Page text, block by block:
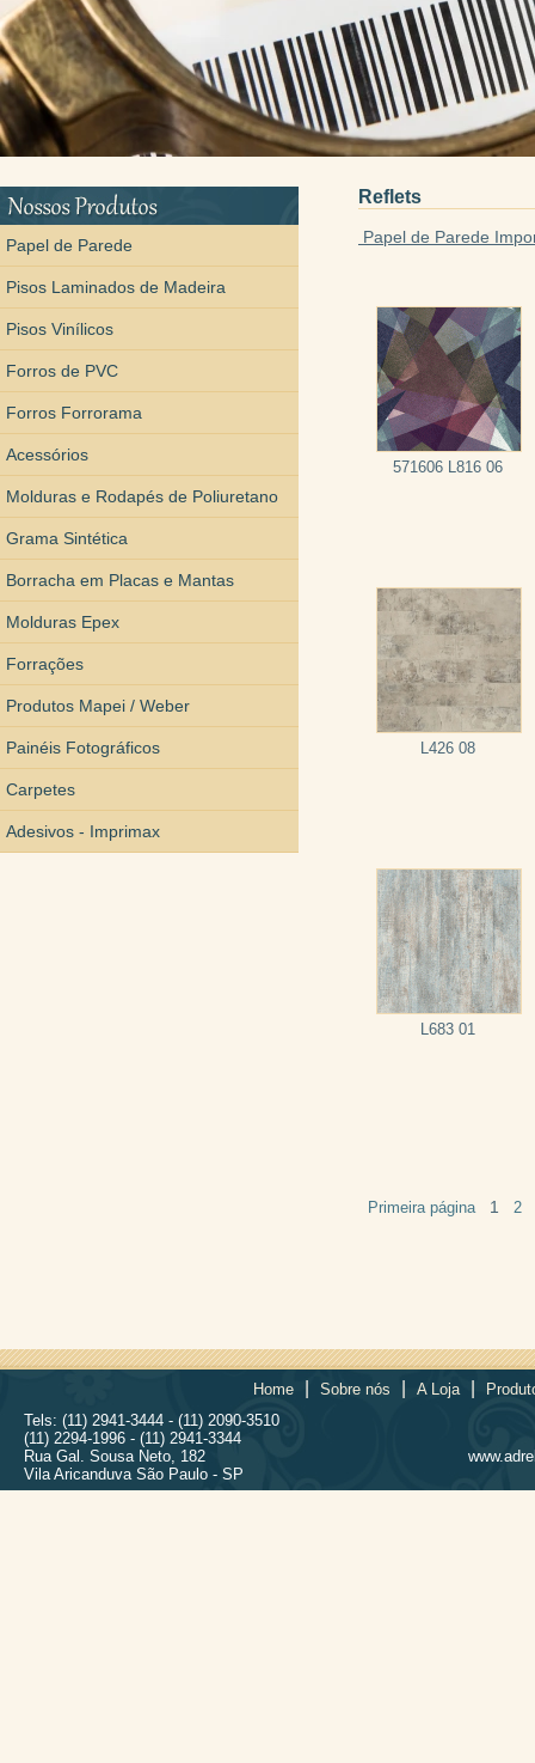
Papel de Parede
Pisos Laminados de Madeira
Pisos Vinílicos
Forros de PVC
Forros Forrorama
Acessórios
Molduras e Rodapés de Poliuretano
Grama Sintética
Borracha em Placas e Mantas
Molduras Epex
Forrações
Produtos Mapei / Weber
Painéis Fotográficos
Carpetes
Adesivos - Imprimax
Reflets
Papel de Parede
571606 L816 06
L426 08
L683 01
Primeira página 1 2
Home Sobre nós A Loja
Tels: (11) 2941-3444 - (11) 2090-3510
(11) 2294-1996 - (11) 2941-3344
Rua Gal. Sousa Neto, 182
Vila Aricanduva São Paulo - SP